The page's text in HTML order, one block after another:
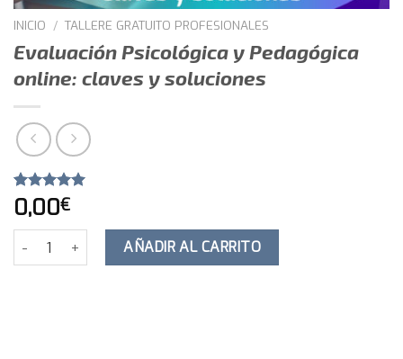
INICIO / TALLERE GRATUITO PROFESIONALES
Evaluación Psicológica y Pedagógica
online: claves y soluciones
Valorado
5.00sobre
5 basado
2
0,00€
Evaluación Psicológica y Pedagógica online: claves y soluciones
AÑADIR AL CARRITO